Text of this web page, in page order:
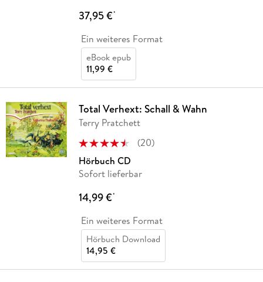
37,95 €*
Ein weiteres Format
eBook epub
11,99 €
Total Verhext: Schall & Wahn
Terry Pratchett
(20)
Hörbuch CD
Sofort lieferbar
14,99 €*
Ein weiteres Format
Hörbuch Download
14,95 €